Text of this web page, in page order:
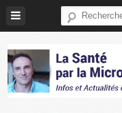
Skip